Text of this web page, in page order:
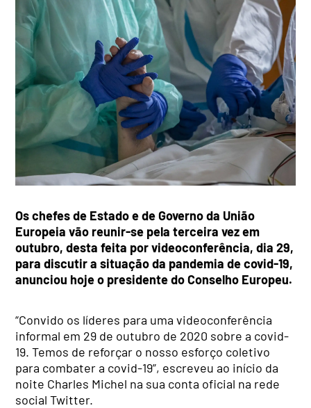
Os chefes de Estado e de Governo da União
Europeia vão reunir-se pela terceira vez em
outubro, desta feita por videoconferência, dia 29,
para discutir a situação da pandemia de covid-19,
anunciou hoje o presidente do Conselho Europeu.
“Convido os líderes para uma videoconferência
informal em 29 de outubro de 2020 sobre a covid-
19. Temos de reforçar o nosso esforço coletivo
para combater a covid-19”, escreveu ao início da
noite Charles Michel na sua conta oficial na rede
social Twitter.